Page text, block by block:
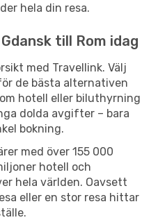
hela din resa.
till Rom idag
med Travellink. Välj
de bästa alternativen
hotell eller biluthyrning
dolda avgifter – bara
bokning.
med över 155 000
hotell och
hela världen. Oavsett
eller en stor resa hittar